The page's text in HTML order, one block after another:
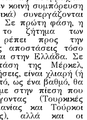
κοινή συμπόρευση
συνεργάζονται
Σε πρώτη φάση, η
το ζήτημα των
ρέπει προς την
αποστάσεις τόσο
στην Ελλάδα. Σε
της Μέρκελ,
είναι χλιαρή (ή
ως ένα βαθμό, θα
στην πίεση που
(Τουρκικές
και Τούρκοι
αλλά και οι